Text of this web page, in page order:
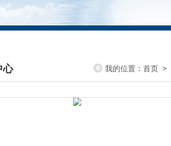
心
CENTER
我的位置： 首页 >